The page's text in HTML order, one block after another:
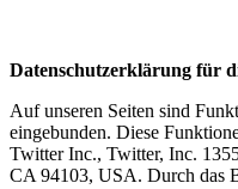
Datenschutzerklärung für
Auf unseren Seiten sind
eingebunden. Diese
Twitter Inc., Twitter, Inc.
CA 94103, USA. Durch das